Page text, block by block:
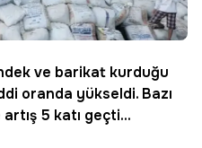
ve barikat kurduğu
oranda yükseldi. Bazı
5 katı geçti...